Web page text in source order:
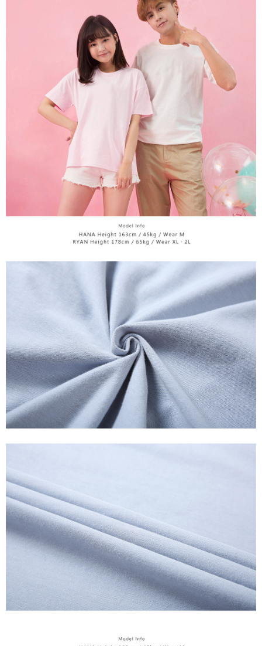
Pembayaran ansuran melalui OP Pay Later akan dibilkan secara
berasingan dan tidak termasuk dalam bil telekom anda. SMS peringatan
pembayaran akan dihantar selepas kitaran bil bulanan.
Selepas mengakses bil melalui pautan dalam SMS, anda boleh
menyelesaikan pembayaran anda melalui salah satu saluran berikut: kod
bar kedai serbaneka, kedai runcit Taiwan Mobile, pemindahan bank,
JKOPay, atau iPASS MONEY.
[Nota Penting]
Perkhidmatan ini disediakan oleh Taiwan Mobile Co., Ltd. (“Syarikat”),
yang membolehkan pelanggan membeli barangan atau perkhidmatan
melalui perkhidmatan ini pada masa transaksi. Hasil daripada pembelian
atau pembayaran ansuran akan dipindahkan oleh peniaga kepada
Syarikat, dan pelanggan hendaklah membuat pembayaran mengikut
perjanjian menggunakan sistem bil Syarikat.
Untuk memenuhi hubungan kontrak yang terjalin melalui persetujuan
penggunaan OP Pay Later, peniaga akan memberikan maklumat peribadi
anda (termasuk nama, nombor telefon, atau alamat) kepada Syarikat bagi
diperlukan untuk pengebilan ansuran, termasuk pengesahan,
pengesahan semula dan pembetulan.
Untuk terma perkhidmatan penuh, sila rujuk pautan berikut:
" target="_blank" class="link revert-
style">https://oppay.tw/userRule
【Panduan Penggunaan Pembayaran Ansuran Gogo】
1. Perkhidmatan ini disediakan oleh Taiwan Mobile, pengguna telefon
mudah alih boleh segera menggunakan tanpa perlu memohon lagi.
(Hanya untuk nombor langganan peribadi, tidak terbuka untuk syarikat
dan kad prabayar)
2. Pilihan kaedah pembayaran "Pembayaran Ansuran Gogo", selepas
pesanan ditubuhkan, akan secara automatik dialihkan ke proses
transaksi Gogo, selepas pengesahan nombor telefon, pilih bilangan
ansuran yang diingini, tarikh akhir pembayaran, dan setelah
mengesahkan pembayaran, transaksi akan selesai.
akan dibatalkan secara automatik. Jika terdapat situasi "pindah untuk
semakan khusus" yang tidak lulus, ini menunjukkan bahawa sistem
penilaian tidak mencukupi, tiada penjelasan mengenai kandungan
penilaian boleh diberikan.
【Penerangan Kaedah Pembayaran】
1. Pembayaran ansuran tidak digabungkan dalam bil telekomunikasi,
"Pembayaran Ansuran Gogo" akan menghantar SMS peringatan
pembayaran selepas tarikh penyelesaian bulanan.
2. Melalui pautan SMS untuk membuka bil, anda boleh memilih untuk
membayar melalui "Kod bar kedai serbaneka / Kedai rasmi Taiwan
Mobile / Pemindahan bank / Pembayaran J街口 / iPASS MONEY" dan
saluran lain.
1. Perkhidmatan ini disediakan oleh "Taiwan Mobile Co., Ltd." untuk
Tempoh pembayaran dikira dari masa kedai meminta pembayaran anda,
ditambah dengan bilangan hari yang boleh dilanjutkan oleh AFTEE. Anda
boleh melanjutkan tempoh pembayaran anda sebelum anda menerima
pesanan. Walau bagaimanapun, tiada jaminan bahawa anda boleh
menerima pesanan anda semasa tempoh pembayaran (cth.: produk
prapesanan atau produk yang mungkin mengambil masa yang lebih
lama untuk dihantar). Oleh itu, anda dikehendaki membuat pembayaran
kepada AFTEE dalam tempoh sama ada anda menerima pesanan.
Kedua, Sekatan Pembayaran
1. Jumlah yang diperakui untuk pengguna kali pertama boleh sehingga
NT$10,000. Amaun diperakui sebenar yang diluluskan akan berdasarkan
keputusan pensijilan dan semakan oleh AFTEE.
2. Amaun perbelanjaan minimum mestilah lebih besar daripada NT$20.
3. Pada masa ini hanya tersedia untuk ahli Taiwan.
Ketiga, Syarat Perkhidmatan
Perkhidmatan AFTEE Beli Sekarang Bayar Kemudian disediakan oleh NP
Taiwan, Inc. dan AFTEE akan membuat bil kepada pengguna. AFTEE
akan menggunakan data peribadi yang dikumpul (termasuk nama
penggunaan perkhidmatan. Sila rujuk kepada "Penyata Pengumpulan
Data Peribadi, Pemprosesan, Penggunaan"
Jumlah yang diperakui untuk pengguna kali pertama yang lulus
kelulusan boleh sehingga NT$10,000. Jika pengguna tidak membuat
pembayaran dalam tempoh tersebut, yuran pembayaran lewat sebanyak
20% setahun akan dikenakan. Pengguna bawah umur dikehendaki
mendapatkan kebenaran daripada ibu bapa atau penjaga yang sah
untuk menggunakan AFTEE.
Sila hubungi NP Taiwan Inc. dics_tw@netprotections.co.jpjika anda
mempunyai sebarang kebimbangan mengenai pemprosesan dan
penggunaan pada data peribadi. Jika anda tidak bersetuju dengan data
peribadi yang disenaraikan seperti di atas akan dikumpul dan digunakan
oleh AFTEE, sila jangan gunakan perkhidmatan ini.
NT$60/pesanan | Penghantaran percuma untuk pesanan
NT$899 atau lebih
NT$65/pesanan | Penghantaran percuma untuk pesanan
NT$899 atau lebih